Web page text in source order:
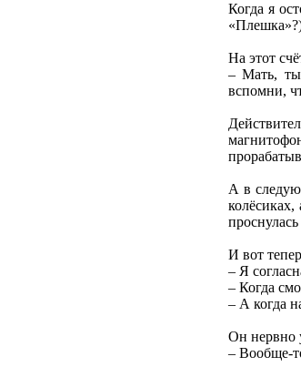
Когда я
На этот
– Мать, ты
вспомни,
А в
И вот
– Я
– Когда
– А когда
Он нервно
– Вообще-